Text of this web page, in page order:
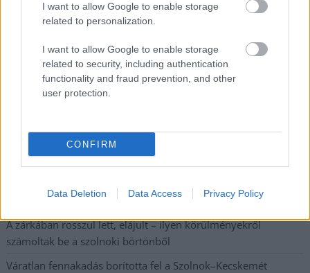
I want to allow Google to enable storage
related to personalization.
I want to allow Google to enable storage
related to security, including authentication
functionality and fraud prevention, and other
user protection.
CONFIRM
Data Deletion Data Access Privacy Policy
további üzemeltetését
állapotban levő buszmegálló mutatja, hogy Szolnok mennyire
élhető város
Pénteken újra csökken a benzin és a gázolaj ára is
Országgyűlés
Kiterjedt tüzek pusztítanak az országban, köztük Karcagon
javítottak, helikoptereket is bevetettek a tüzeknél
A zárkában rosszul lett, elájult – ilyen körülményekről
számoltak be a szolnoki börtönből
Váratlan fennakadás borította fel a Szolnok–Kecskemét